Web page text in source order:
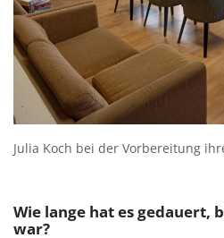
Julia Koch bei der Vorbereitung
Wie lange hat es gedauert,
war?